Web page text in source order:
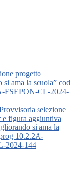
progetto
si ama la scuola” cod
FSEPON-CL-2024-
selezione
e figura aggiuntiva
si ama la
10.2.2A-
2024-144